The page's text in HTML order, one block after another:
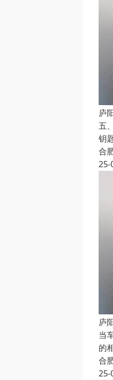
庐
五
钥
合
25-
庐
当
的
合
25-